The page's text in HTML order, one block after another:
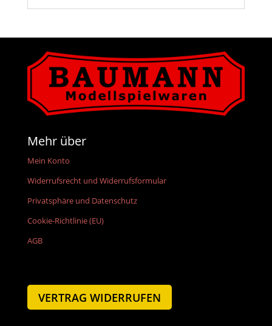
Mehr über
Mein Konto
Widerrufsrecht und Widerrufsformular
Privatsphäre und Datenschutz
Cookie-Richtlinie (EU)
AGB
VERTRAG WIDERRUFEN